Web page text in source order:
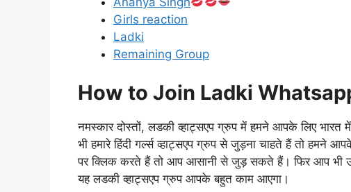
Girls reaction
Ladki
Remaining Group
How to Join Ladki
नमस्कार दोस्तों, लडकी व्हाट्सएप ग्रुप में हमने आपके लिए
भी हमारे हिंदी गर्ल्स व्हाट्सएप ग्रुप से जुड़ना चाहते हैं तो
पर क्लिक करते हैं तो आप आसानी से जुड़ सकते हैं। फिर आप भी
यह लडकी व्हाट्सएप ग्रुप आपके बहुत काम आएगा।